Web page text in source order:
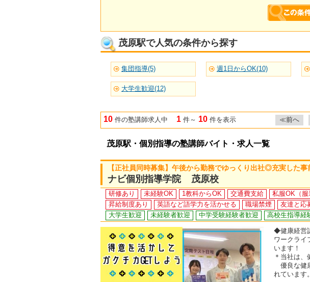
茂原駅で人気の条件から探す
集団指導(5) 週1日からOK(10)
大学生歓迎(12)
10 件の塾講師求人中 1 件～ 10 件を表示 ≪前へ
茂原駅・個別指導の塾講師バイト・求人一覧
【正社員同時募集】午後から勤務でゆっくり出社◎充実した
ナビ個別指導学院 茂原校
研修あり 未経験OK 1教科からOK 交通費支給 私服OK（服
昇給制度あり
英語など語学力を活かせる 職場禁煙 友達と応
大学生歓迎
未経験者歓迎 中学受験経験者歓迎 高校生指導経
◆健康経営
ワークライ
います！
＊当社は、
優良な健
れています。